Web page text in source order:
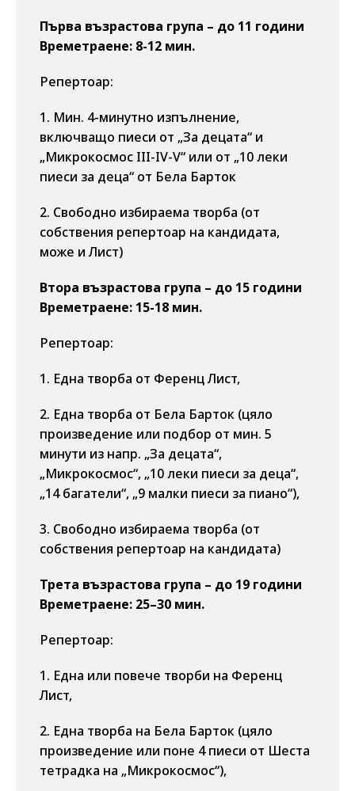
Първа възрастова група – до 11 години
Времетраене: 8-12 мин.
Репертоар:
1. Мин. 4-минутно изпълнение,
включващо пиеси от „За децата“ и
„Микрокосмос III-IV-V“ или от „10 леки
пиеси за деца“ от Бела Барток
2. Свободно избираема творба (от
собствения репертоар на кандидата,
може и Лист)
Втора възрастова група – до 15 години
Времетраене: 15-18 мин.
Репертоар:
1. Една творба от Ференц Лист,
2. Една творба от Бела Барток (цяло
произведение или подбор от мин. 5
минути из напр. „За децата“,
„Микрокосмос“, „10 леки пиеси за деца“,
„14 багатели“, „9 малки пиеси за пиано“),
3. Свободно избираема творба (от
собствения репертоар на кандидата)
Трета възрастова група – до 19 години
Времетраене: 25–30 мин.
Репертоар:
1. Една или повече творби на Ференц
Лист,
2. Една творба на Бела Барток (цяло
произведение или поне 4 пиеси от Шеста
тетрадка на „Микрокосмос“),